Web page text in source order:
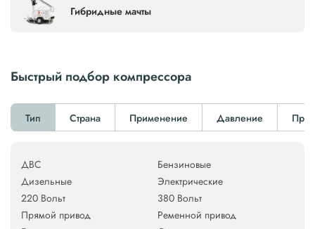
Гибридные мачты
Быстрый подбор компрессора
Тип Страна Применение Давление
ДВС
Бензиновые
Дизельные
Электрические
220 Вольт
380 Вольт
Прямой привод
Ременной привод